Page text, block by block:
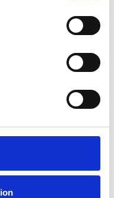
warstwy ozonowej
napełniania